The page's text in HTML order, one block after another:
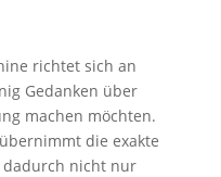
richtet sich an
Gedanken über
machen möchten.
die exakte
dadurch nicht nur